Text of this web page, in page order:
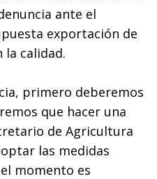
ante el
exportación de
calidad.
primero deberemos
que hacer una
de Agricultura
las medidas
momento es